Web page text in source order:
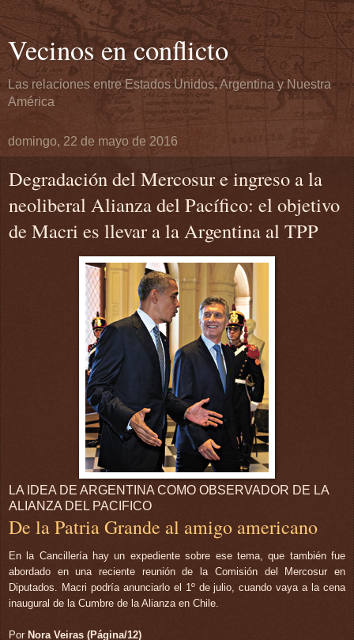
Vecinos en conflicto
Las relaciones entre Estados Unidos, Argentina y Nuestra
América
domingo, 22 de mayo de 2016
Degradación del Mercosur e ingreso a la
neoliberal Alianza del Pacífico: el objetivo
de Macri es llevar a la Argentina al TPP
LA IDEA DE ARGENTINA COMO OBSERVADOR DE LA
ALIANZA DEL PACIFICO
De la Patria Grande al amigo americano
En la Cancillería hay un expediente sobre ese tema, que también fue
abordado en una reciente reunión de la Comisión del Mercosur en
Diputados. Macri podría anunciarlo el 1º de julio, cuando vaya a la cena
inaugural de la Cumbre de la Alianza en Chile.
Por Nora Veiras (Página/12)